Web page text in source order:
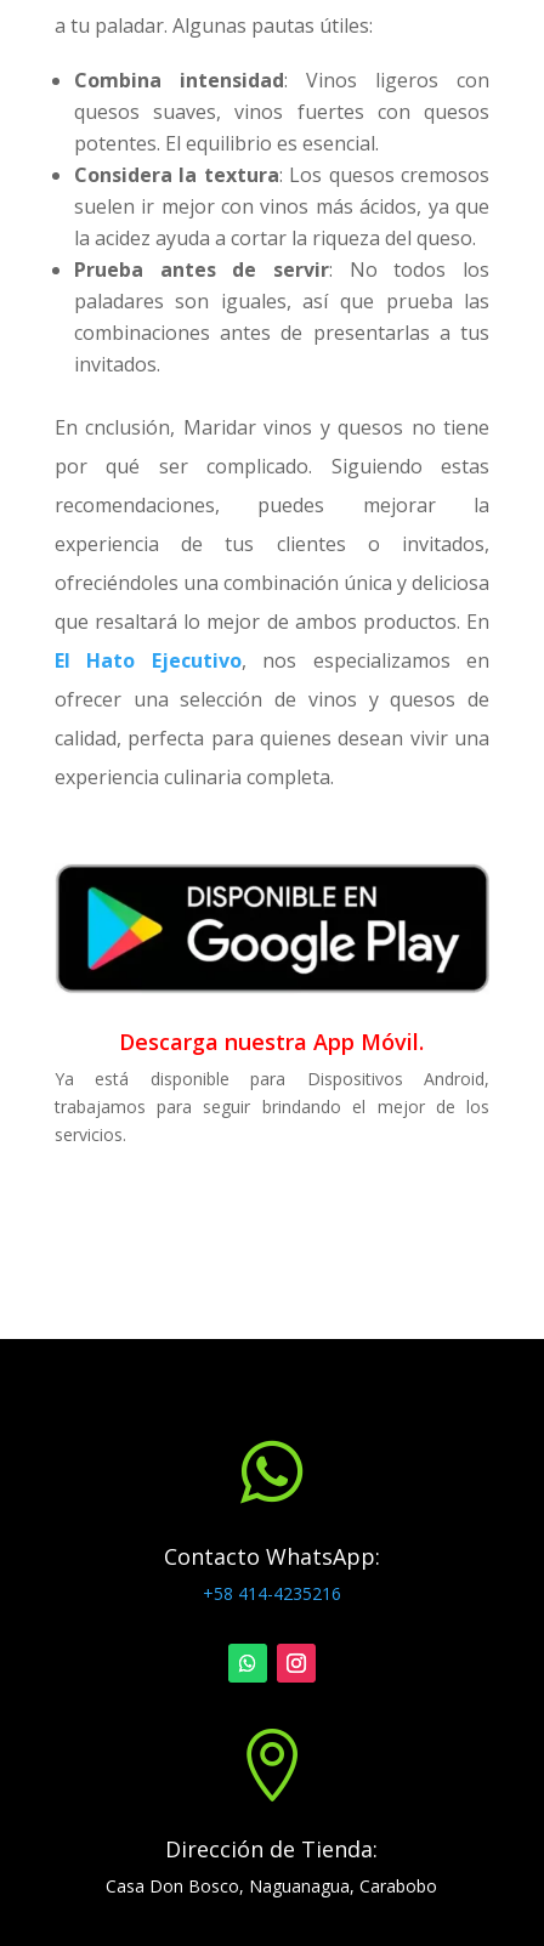
a tu paladar. Algunas pautas útiles:
Combina intensidad: Vinos ligeros con
quesos suaves, vinos fuertes con quesos
potentes. El equilibrio es esencial.
Considera la textura: Los quesos cremosos
suelen ir mejor con vinos más ácidos, ya que
la acidez ayuda a cortar la riqueza del queso.
Prueba antes de servir: No todos los
paladares son iguales, así que prueba las
combinaciones antes de presentarlas a tus
invitados.
En cnclusión, Maridar vinos y quesos no tiene
por qué ser complicado. Siguiendo estas
recomendaciones, puedes mejorar la
experiencia de tus clientes o invitados,
ofreciéndoles una combinación única y deliciosa
que resaltará lo mejor de ambos productos. En
El
Hato Ejecutivo, nos especializamos en
ofrecer una selección de vinos y quesos de
calidad, perfecta para quienes desean vivir una
experiencia culinaria completa.
Descarga nuestra App Móvil.
Ya está disponible para Dispositivos Android,
trabajamos para seguir brindando el mejor de los
servicios.

Contacto WhatsApp:
+58 414-4235216

Dirección de Tienda:
Casa Don Bosco, Naguanagua, Carabobo